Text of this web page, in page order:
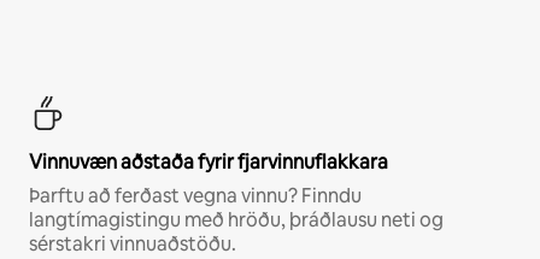
Vinnuvæn aðstaða fyrir fjarvinnuflakkara
Þarftu að ferðast vegna vinnu? Finndu
langtímagistingu með hröðu, þráðlausu neti og
sérstakri vinnuaðstöðu.